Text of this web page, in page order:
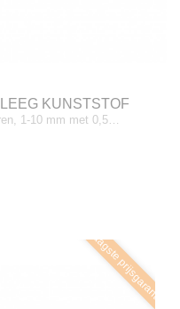
KUNSTSTOF
1-10 mm met 0,5…
Laagste prijsgarantie